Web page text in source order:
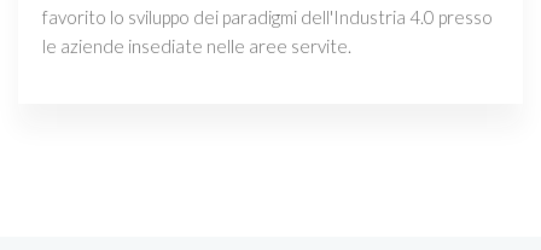
favorito lo sviluppo dei paradigmi dell'Industria 4.0 presso
le aziende insediate nelle aree servite.